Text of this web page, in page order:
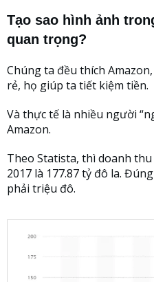
Tạo sao hình ảnh
quan trọng?
Chúng ta đều thích
rẻ, họ giúp ta tiết kiệm tiền.
Và thực tế là nhiều người
Amazon.
Theo Statista, thì doanh
2017 là 177.87 tỷ đô la.
phải triệu đô.